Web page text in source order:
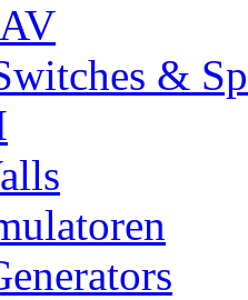
&